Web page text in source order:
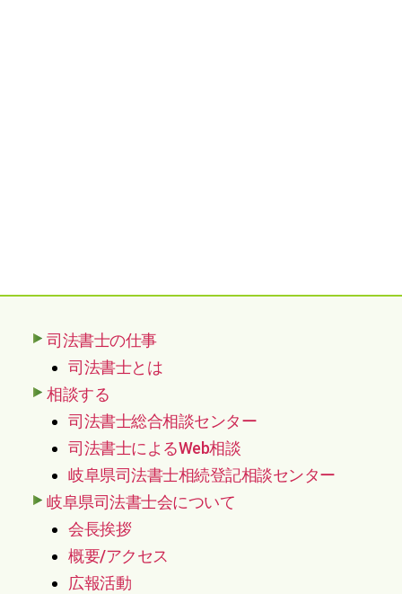
司法書士の仕事
司法書士とは
相談する
司法書士総合相談センター
司法書士によるWeb相談
岐阜県司法書士相続登記相談センター
岐阜県司法書士会について
会長挨拶
概要/アクセス
広報活動